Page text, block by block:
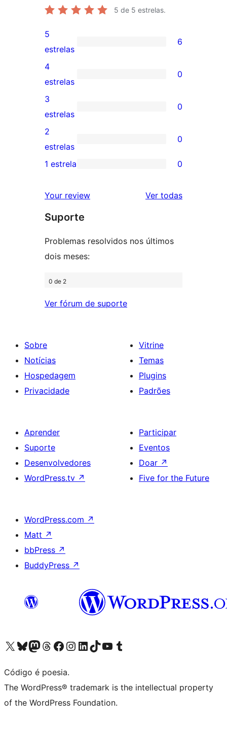
5 de 5 estrelas.
6
avaliações
com
5
estrelas
5
estrelas
6
0
avaliação
com
4
estrela
4
estrelas
0
0
avaliação
com
3
3
estrelas
0
0
avaliação
2
2
estrelas
0
com
1
1 estrela 0
Your review Ver todasavaliações
Suporte
Problemas resolvidos nos últimos
dois meses:
0 de 2
Ver fórum de suporte
Sobre
Notícias
Hospedagem
Privacidade
Vitrine
Temas
Plugins
Padrões
Aprender
Suporte
Desenvolvedores
WordPress.tv ↗
Participar
Eventos
Doar ↗
Five for the Future
WordPress.com ↗
Matt ↗
bbPress ↗
BuddyPress ↗
Acessar nossa conta do X (antigo Twitter)
Acessar nossa conta do Bluesky
Acessar nossa conta do Mastodon
Acessar nossa conta do Threads
Acessar nossa página do Facebook
Acessar nossa conta do Instagram
Acessar nossa conta do LinkedIn
Acessar nossa conta do TikTok
Acessar nosso canal do YouTube
Acessar nossa conta no Tumblr
Código é poesia.
The WordPress® trademark is the intellectual property
of the WordPress Foundation.